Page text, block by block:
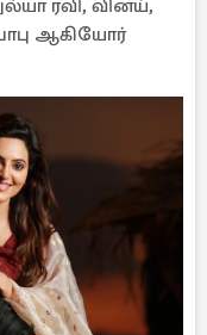
ரவி, வினய்,
ஆகியோர்